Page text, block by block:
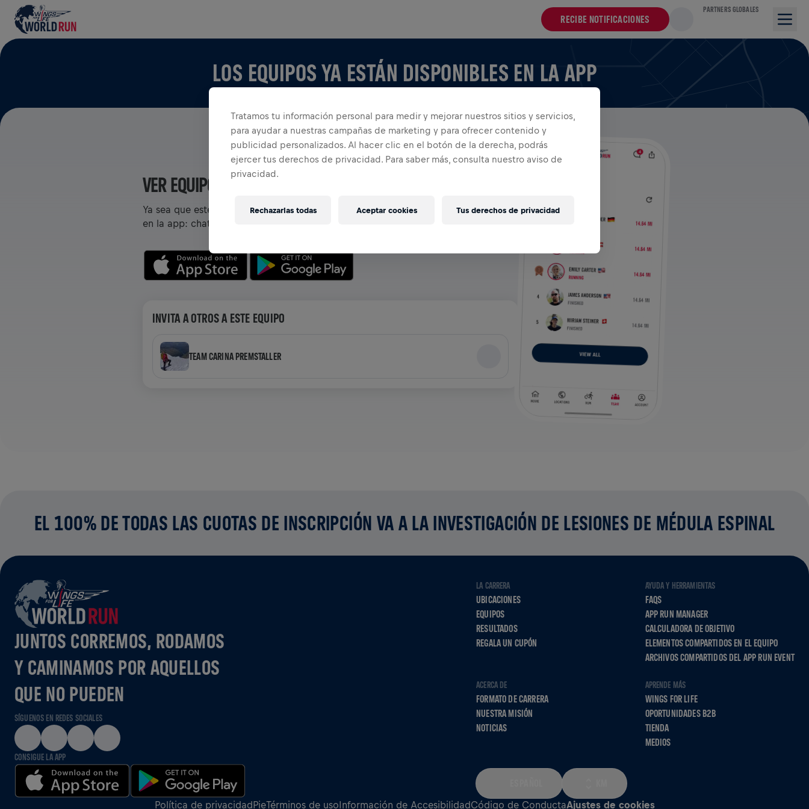
RECIBE NOTIFICACIONES
PARTNERS GLOBALES
LOS EQUIPOS YA ESTÁN DISPONIBLES EN LA APP
VER EQUIPOS EN LA APP
Ya sea que estés en un equipo o creando el tuyo, explora todo sobre los Equipos
en la app: chatea, rastrea tu tabla de clasificación y celebra con todos.
INVITA A OTROS A ESTE EQUIPO
TEAM CARINA PREMSTALLER
EL 100% DE TODAS LAS CUOTAS DE INSCRIPCIÓN VA A LA INVESTIGACIÓN DE LESIONES DE MÉDULA ESPINAL
JUNTOS CORREMOS, RODAMOS
Y CAMINAMOS POR AQUELLOS
QUE NO PUEDEN
SÍGUENOS EN REDES SOCIALES
CONSIGUE LA APP
LA CARRERA
UBICACIONES
EQUIPOS
RESULTADOS
REGALA UN CUPÓN
AYUDA Y HERRAMIENTAS
FAQS
APP RUN MANAGER
CALCULADORA DE OBJETIVO
ELEMENTOS COMPARTIDOS EN EL EQUIPO
ARCHIVOS COMPARTIDOS DEL APP RUN EVENT
ACERCA DE
FORMATO DE CARRERA
NUESTRA MISIÓN
NOTICIAS
APRENDE MÁS
WINGS FOR LIFE
OPORTUNIDADES B2B
TIENDA
MEDIOS
Política de privacidadPieTérminos de usoInformación de AccesibilidadCódigo de ConductaAjustes de cookies
Tratamos tu información personal para medir y mejorar nuestros sitios y servicios,
para ayudar a nuestras campañas de marketing y para ofrecer contenido y
publicidad personalizados. Al hacer clic en el botón de la derecha, podrás
ejercer tus derechos de privacidad. Para saber más, consulta nuestro aviso de
privacidad.
Tus derechos de privacidad
Rechazarlas todas Aceptar cookies